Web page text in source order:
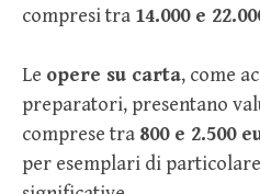
compresi tra 14.000 e
Le opere su carta, come
preparatori, presentano
comprese tra 800 e 2.500
per esemplari di